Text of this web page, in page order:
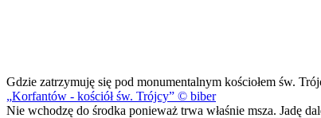
Gdzie zatrzymuję się pod monumentalnym kościołem św.
Korfantów - kościół św. Trójcy
© biber
Nie wchodzę do środka ponieważ trwa właśnie msza. Jadę